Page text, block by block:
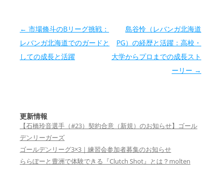
投稿ナビゲーション
← 市場脩斗のBリーグ挑戦：
レバンガ北海道でのガードと
しての成長と活躍
島谷怜（レバンガ北海道
PG）の経歴と活躍：高校・
大学からプロまでの成長スト
ーリー →
更新情報
【石橋玲音選手（#23）契約合意（新規）のお知らせ】ゴール
デンリーガーズ
ゴールデンリーグ3×3｜練習会参加者募集のお知らせ
ららぽーと豊洲で体験できる『Clutch Shot』とは？molten